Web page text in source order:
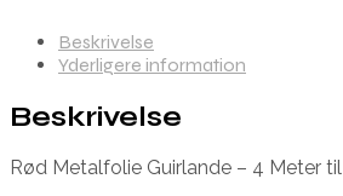
Beskrivelse
Yderligere information
Beskrivelse
Rød Metalfolie Guirlande – 4 Meter